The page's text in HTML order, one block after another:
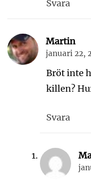
Svara
Martin
januari 22,
Bröt inte
killen?
Svara